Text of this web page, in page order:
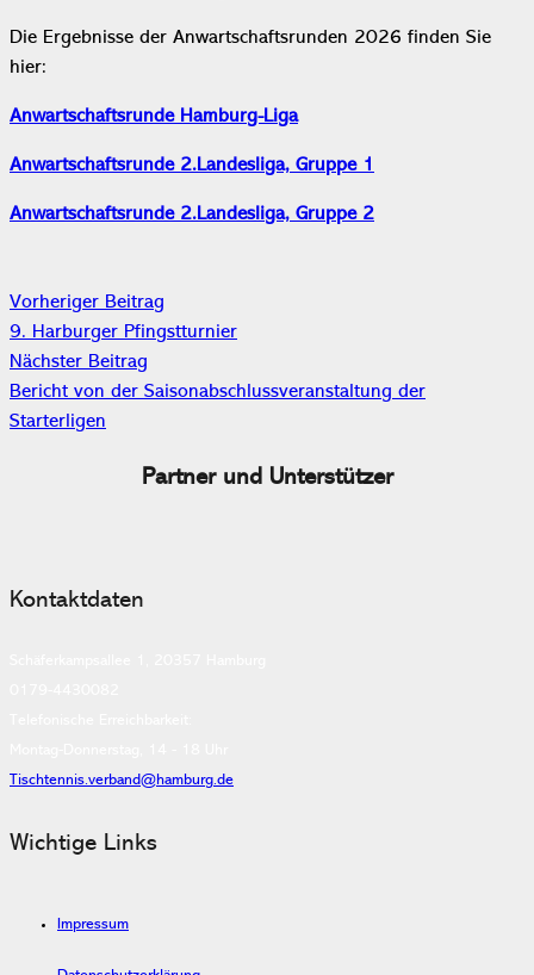
Die Ergebnisse der Anwartschaftsrunden 2026 finden Sie
hier:
Anwartschaftsrunde Hamburg-Liga
Anwartschaftsrunde 2.Landesliga, Gruppe 1
Anwartschaftsrunde 2.Landesliga, Gruppe 2
Vorheriger Beitrag
9. Harburger Pfingstturnier
Nächster Beitrag
Bericht von der Saisonabschlussveranstaltung der
Starterligen
Partner und Unterstützer
Kontaktdaten
Tischtennis.verband@hamburg.de
Wichtige Links
Impressum